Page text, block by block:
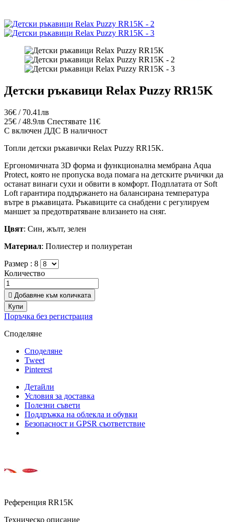
Детски ръкавици Relax Puzzy RR15K
36€ / 70.41лв
25€ / 48.9лв Спестявате 11€
С включен ДДС В наличност
Топли детски ръкавички Relax Puzzy RR15K.
Ергономичната 3D форма и функционална мембрана Aqua
Protect, която не пропуска вода помага на детските ръчички да
останат винаги сухи и обвити в комфорт. Подплатата от Soft
Loft гарантира поддържането на балансирана температура
вътре в ръкавицата. Ръкавиците са снабдени с регулируем
маншет за предотвратяване влизането на сняг.
Цвят: Син, жълт, зелен
Материал: Полиестер и полиуретан
Размер : 8
Количество
 Добавяне към количката
Купи
Поръчка без регистрация
Споделяне
Споделяне
Tweet
Pinterest
Детайли
Условия за доставка
Полезни съвети
Поддръжка на облекла и обувки
Безопасност и GPSR съответствие
Референция RR15K
Техническо описание